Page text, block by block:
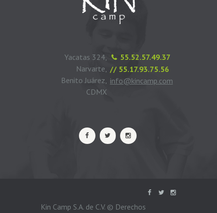
55.52.57.49.37
// 55.17.93.75.56
info@kincamp.com
Yacatas 324,
Narvarte,
Benito Juárez,
CDMX
Kin Camp S.A. de C.V. © Derechos